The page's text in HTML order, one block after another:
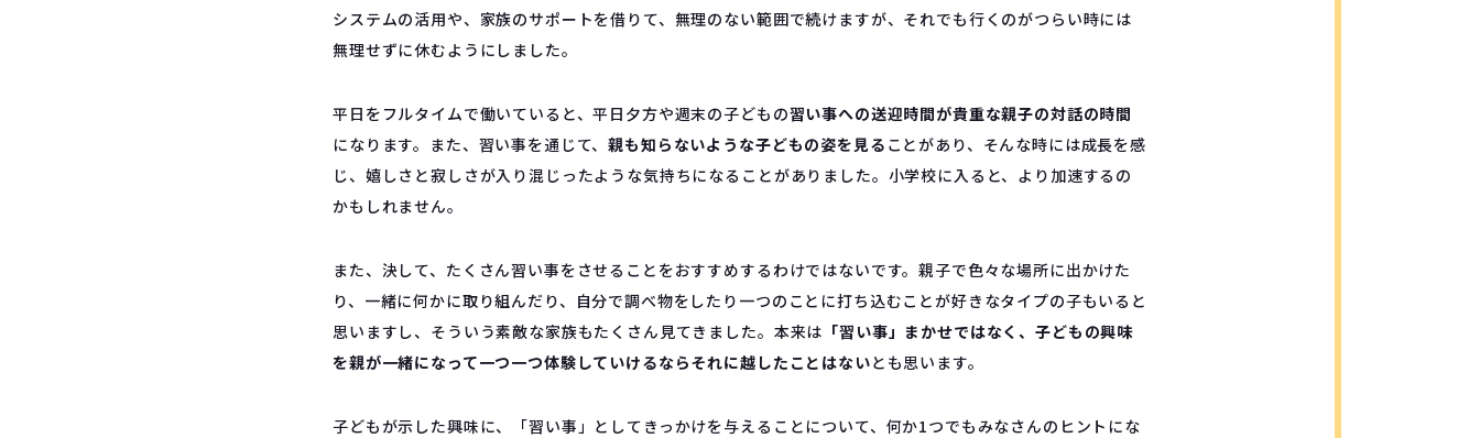
システムの活用や、家族のサポートを借りて、無理のない範囲で続けますが、それでも行くのがつらい時には
無理せずに休むようにしました。
平日をフルタイムで働いていると、平日夕方や週末の子どもの習い事への送迎時間が貴重な親子の対話の時間
になります。また、習い事を通じて、親も知らないような子どもの姿を見る ことがあり、そんな時には成長を感
じ、嬉しさと寂しさが入り混じったような気持ちになることがありました。小学校に入ると、より加速するの
かもしれません。
また、決して、たくさん習い事をさせることをおすすめするわけではないです。親子で色々な場所に出かけた
り、一緒に何かに取り組んだり、自分で調べ物をしたり一つのことに打ち込むことが好きなタイプの子もいると
思いますし、そういう素敵な家族もたくさん見てきました。本来は 「習い事」まかせではなく、子どもの興味
を親が一緒になって一つ一つ体験していけるならそれに越したことはないとも思います。
子どもが示した興味に、「習い事」としてきっかけを与えることについて、何か1つでもみなさんのヒントにな